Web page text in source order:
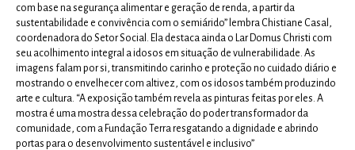
com base na segurança alimentar e geração de renda, a partir da
sustentabilidade e convivência com o semiárido” lembra Chistiane Casal,
coordenadora do Setor Social. Ela destaca ainda o Lar Domus Christi com
seu acolhimento integral a idosos em situação de vulnerabilidade. As
imagens falam por si, transmitindo carinho e proteção no cuidado diário e
mostrando o envelhecer com altivez, com os idosos também produzindo
arte e cultura. “A exposição também revela as pinturas feitas por eles. A
mostra é uma mostra dessa celebração do poder transformador da
comunidade, com a Fundação Terra resgatando a dignidade e abrindo
portas para o desenvolvimento sustentável e inclusivo”